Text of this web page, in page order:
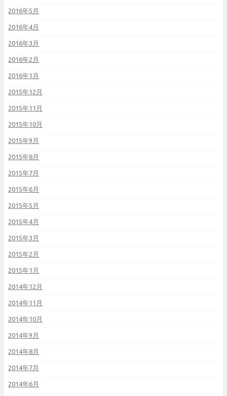
2016年5月
2016年4月
2016年3月
2016年2月
2016年1月
2015年12月
2015年11月
2015年10月
2015年9月
2015年8月
2015年7月
2015年6月
2015年5月
2015年4月
2015年3月
2015年2月
2015年1月
2014年12月
2014年11月
2014年10月
2014年9月
2014年8月
2014年7月
2014年6月